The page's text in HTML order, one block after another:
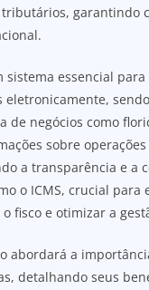
tributários, garantindo
sistema essencial
eletronicamente,
de negócios como
sobre
a transparência e a
o ICMS, crucial para
fisco e otimizar a
abordará a
detalhando seus